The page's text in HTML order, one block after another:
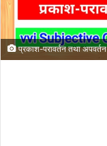
प्रकाश-परावर्तन तथा अपवर्तन